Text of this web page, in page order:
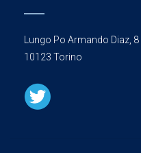
Lungo Po Armando Diaz, 8
10123 Torino